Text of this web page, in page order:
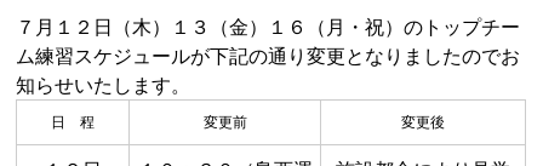
７月１２日（木）１３（金）１６（月・祝）のトップチー
ム練習スケジュールが下記の通り変更となりましたのでお
知らせいたします。
日 程 変更前 変更後